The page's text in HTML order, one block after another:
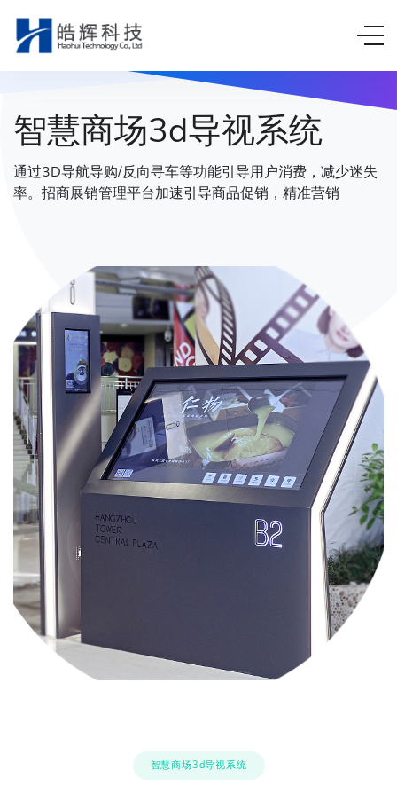
智慧商场3d导视系统
通过3D导航导购/反向寻车等功能引导用户消费，减少迷失
率。招商展销管理平台加速引导商品促销，精准营销
智慧商场3d导视系统